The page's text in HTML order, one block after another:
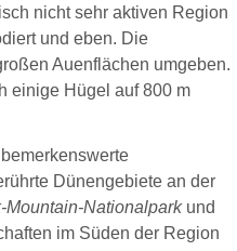
nicht sehr aktiven Region
und eben. Die
Auenflächen umgeben.
einige Hügel auf 800 m
Dünengebiete an der
Mountain-Nationalpark und
im Süden der Region